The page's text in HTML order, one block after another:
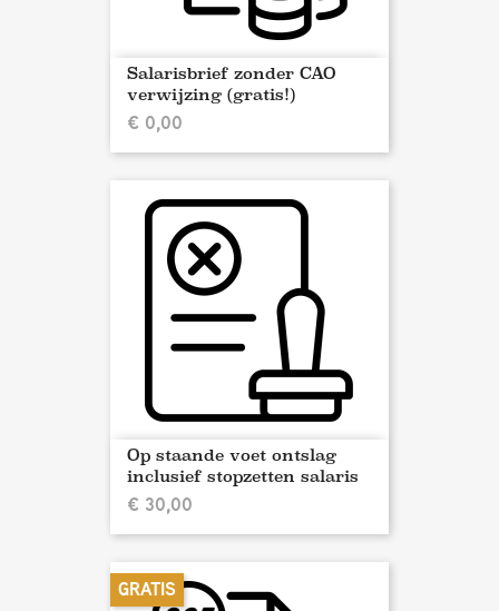
Salarisbrief zonder CAO
verwijzing (gratis!)
€ 0,00
Op staande voet ontslag
inclusief stopzetten salaris
€ 30,00
GRATIS